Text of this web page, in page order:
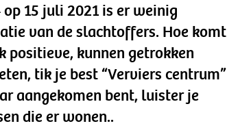
15 juli 2021 is er weinig
van de slachtoffers. Hoe komt
positieve, kunnen getrokken
tik je best “Verviers centrum”
aangekomen bent, luister je
die er wonen..